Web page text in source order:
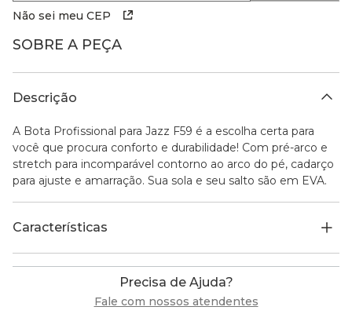
Não sei meu CEP
SOBRE A PEÇA
Descrição
A Bota Profissional para Jazz F59 é a escolha certa para
você que procura conforto e durabilidade! Com pré-arco e
stretch para incomparável contorno ao arco do pé, cadarço
para ajuste e amarração. Sua sola e seu salto são em EVA.
Características
Precisa de Ajuda?
Fale com nossos atendentes